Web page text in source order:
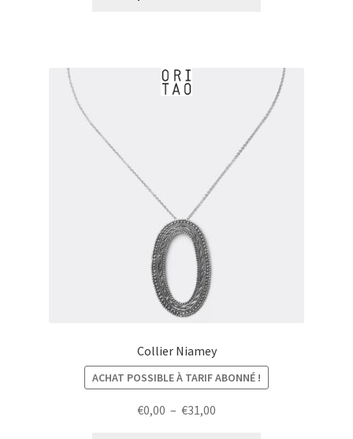
Collier Niamey
ACHAT POSSIBLE À TARIF ABONNÉ !
€0,00 – €31,00